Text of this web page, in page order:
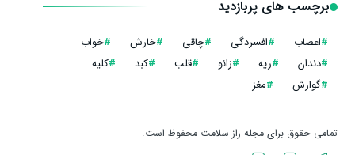
برچسب های پربازدید
#اعصاب #افسردگی #چاقی #خارش #خواب
#دندان #ریه #زانو #قلب #کبد #کلیه
#گوارش #مغز
تمامی حقوق برای مجله راز سلامت محفوظ است.